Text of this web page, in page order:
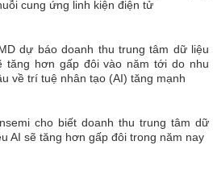
cung ứng linh kiện điện tử
dự báo doanh thu trung tâm dữ liệu
tăng hơn gấp đôi vào năm tới do nhu
về trí tuệ nhân tạo (AI) tăng mạnh
cho biết doanh thu trung tâm dữ
AI sẽ tăng hơn gấp đôi trong năm nay